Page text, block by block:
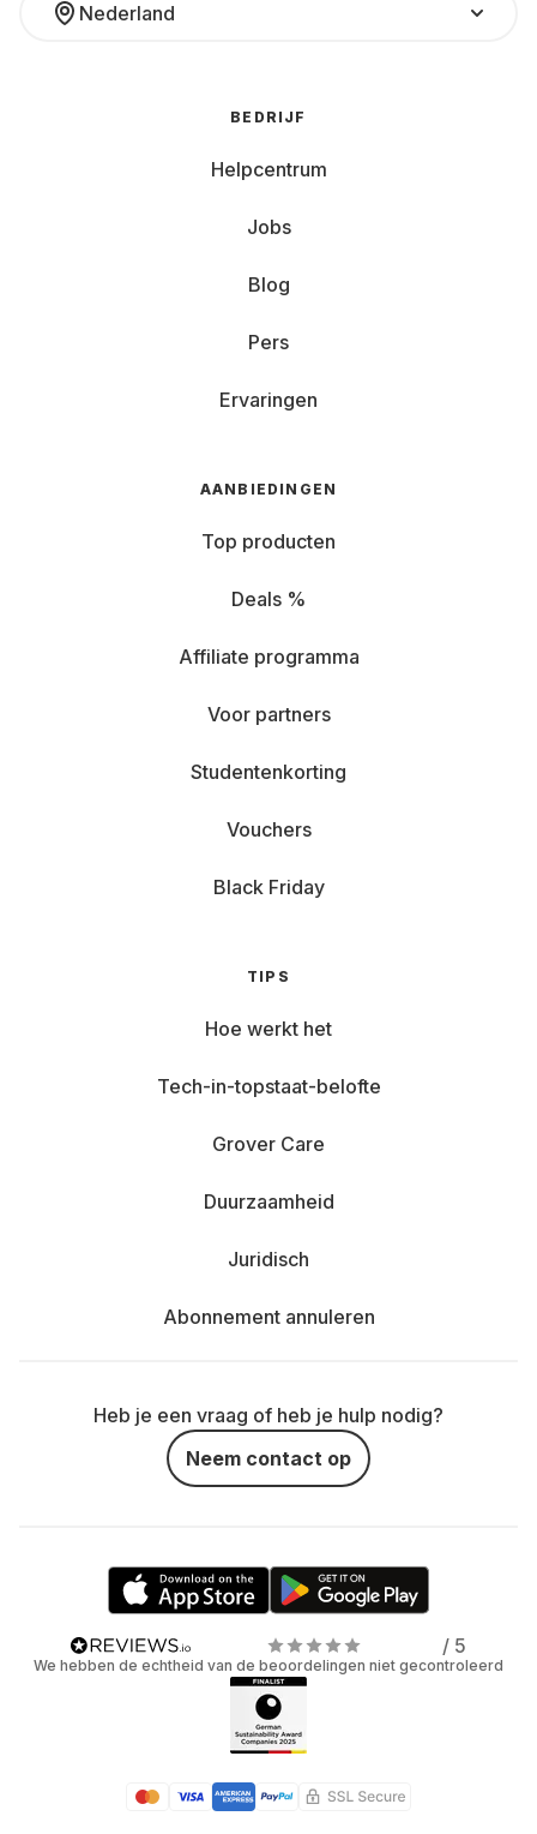
Nederland
BEDRIJF
Helpcentrum
Jobs
Blog
Pers
Ervaringen
AANBIEDINGEN
Top producten
Deals %
Affiliate programma
Voor partners
Studentenkorting
Vouchers
Black Friday
TIPS
Hoe werkt het
Tech-in-topstaat-belofte
Grover Care
Duurzaamheid
Juridisch
Abonnement annuleren
Heb je een vraag of heb je hulp nodig?
Neem contact op
/ 5
We hebben de echtheid van de beoordelingen niet gecontroleerd